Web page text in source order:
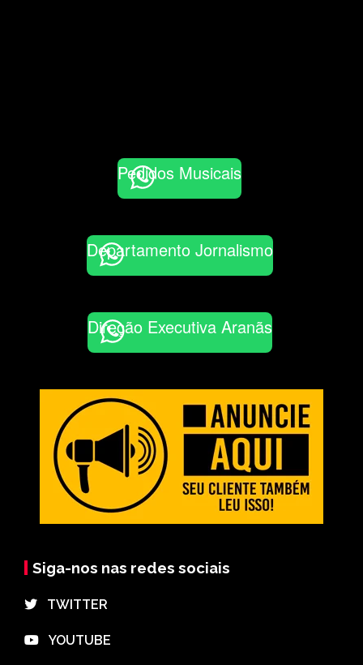
Pedidos Musicais
Departamento Jornalismo
Direção Executiva Aranãs
Siga-nos nas redes sociais
⠀TWITTER
⠀YOUTUBE